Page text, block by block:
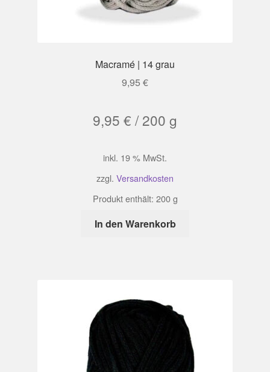
Macramé | 14 grau
9,95 €
9,95 € /200 g
inkl. 19 % MwSt.
zzgl. Versandkosten
Produkt enthält: 200g
In den Warenkorb